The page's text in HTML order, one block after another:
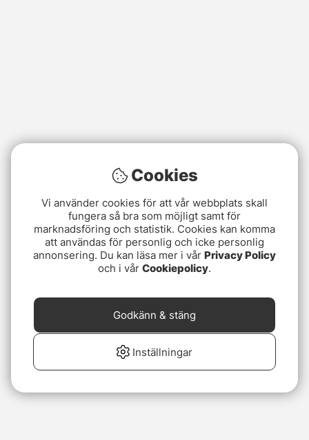
Cookies
Vi använder cookies för att vår webbplats skall
fungera så bra som möjligt samt för
marknadsföring och statistik. Cookies kan komma
att användas för personlig och icke personlig
annonsering. Du kan läsa mer i vår Privacy Policy
och i vår Cookiepolicy.
Inställningar
Godkänn & stäng